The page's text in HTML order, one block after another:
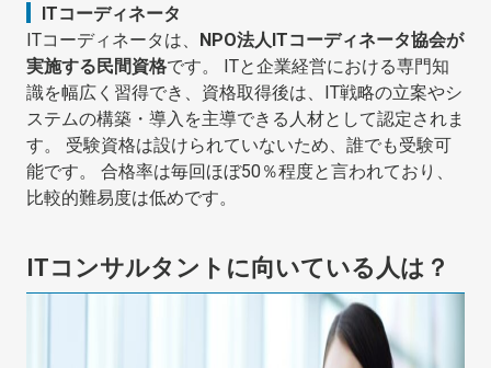
ITコーディネータ
ITコーディネータは、 NPO法人ITコーディネータ協会が
実施する民間資格です。 ITと企業経営における専門知
識を幅広く習得でき、資格取得後は、IT戦略の立案やシ
ステムの構築・導入を主導できる人材として認定されま
す。 受験資格は設けられていないため、誰でも受験可
能です。 合格率は毎回ほぼ50％程度と言われており、
比較的難易度は低めです。
ITコンサルタントに向いている人は？